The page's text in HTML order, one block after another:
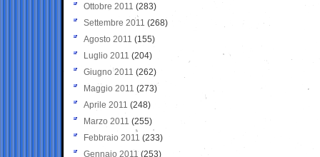
Ottobre 2011 (283)
Settembre 2011 (268)
Agosto 2011 (155)
Luglio 2011 (204)
Giugno 2011 (262)
Maggio 2011 (273)
Aprile 2011 (248)
Marzo 2011 (255)
Febbraio 2011 (233)
Gennaio 2011 (253)